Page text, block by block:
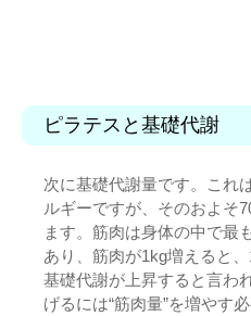
ピラテスと基礎代謝
次に基礎代謝量です。これ
ルギーですが、そのおよそ
ます。筋肉は身体の中で最
あり、筋肉が1kg増えると
基礎代謝が上昇すると言わ
げるには“筋肉量”を増やす